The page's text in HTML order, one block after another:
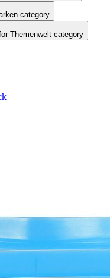
category
Themenwelt category